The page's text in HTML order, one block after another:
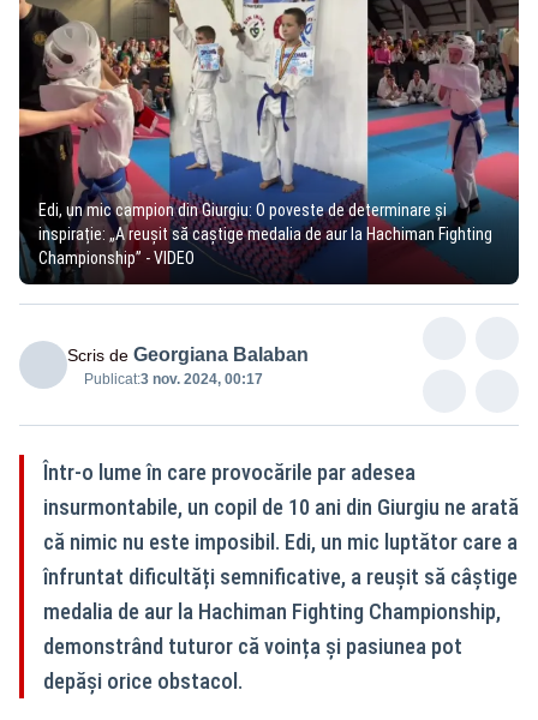
Edi, un mic campion din Giurgiu: O poveste de determinare și
inspirație: „A reușit să caștige medalia de aur la Hachiman Fighting
Championship” - VIDEO
Scris de Georgiana Balaban
Publicat:3 nov. 2024, 00:17
Într-o lume în care provocările par adesea
insurmontabile, un copil de 10 ani din Giurgiu ne arată
că nimic nu este imposibil. Edi, un mic luptător care a
înfruntat dificultăți semnificative, a reușit să câștige
medalia de aur la Hachiman Fighting Championship,
demonstrând tuturor că voința și pasiunea pot
depăși orice obstacol.